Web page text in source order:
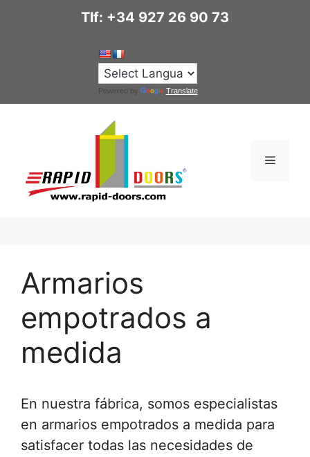
Tlf: +34 927 26 90 73
Powered by Translate
Menú
Armarios
empotrados a
medida
En nuestra fábrica, somos especialistas
en armarios empotrados a medida para
satisfacer todas las necesidades de